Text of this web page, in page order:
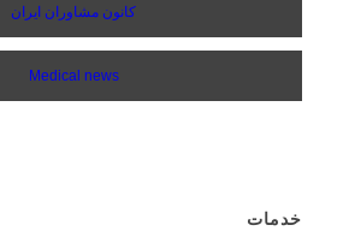
کانون مشاوران ایران
Medical news
خدمات